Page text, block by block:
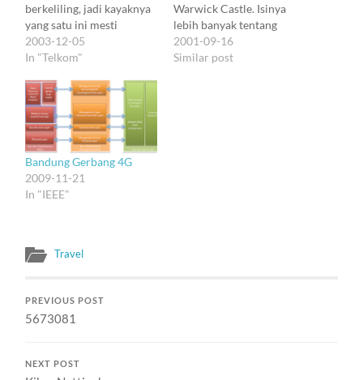
berkeliling, jadi kayaknya
yang satu ini mesti
ditunda. Tapi kayaknya
abis ini aku bakalan cukup
Kandatel Cirebon
kelihatannya siap untuk
berperang melawan masa
lalu. Get recovered dan
kembali jadi Telkom yang
punya power…
2003-12-05
In "Telkom"
Warwick Castle. Isinya
lebih banyak tentang
pameran seni, sejarah,
dan hal-hal menarik
2001-09-16
Similar post
Bandung Gerbang 4G
2009-11-21
In "IEEE"
Travel
PREVIOUS POST
5673081
NEXT POST